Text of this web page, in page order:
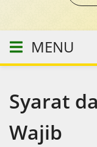
MENU
Syarat
Wajib